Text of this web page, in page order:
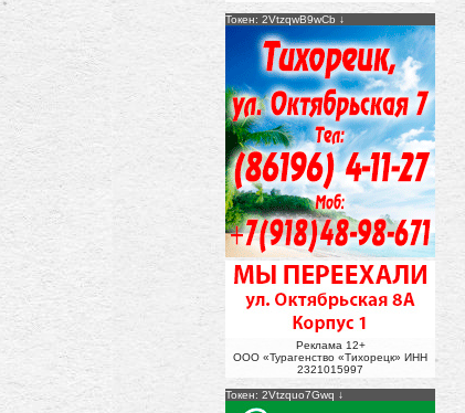
Токен: 2VtzqwB9wCb
Реклама 12+
ООО «Турагенство «Тихорецк» ИНН
2321015997
Токен: 2Vtzquo7Gwq